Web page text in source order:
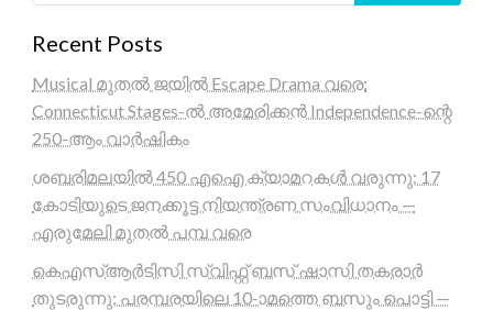
Recent Posts
Musical മുതൽ ജയിൽ Escape Drama വരെ:
Connecticut Stages-ൽ അമേരിക്കൻ Independence-ന്റെ
250-ആം വാർഷികം
ശബരിമലയിൽ 450 എഐ ക്യാമറകൾ വരുന്നു; 17
കോടിയുടെ ജനക്കൂട്ട നിയന്ത്രണ സംവിധാനം —
എരുമേലി മുതൽ പമ്പ വരെ
കെഎസ്ആർടിസി സ്വിഫ്റ്റ് ബസ് ഷാസി തകരാർ
തുടരുന്നു; പരമ്പരയിലെ 10-ാമത്തെ ബസും പൊട്ടി —